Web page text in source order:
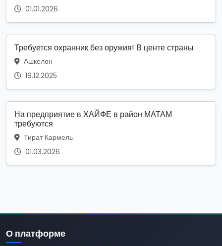
01.01.2026
Требуется охранник без оружия! В центе страны
Ашкелон
19.12.2025
На предприятие в ХАЙФЕ в район МАТАМ
требуются
Тират Кармель
01.03.2026
О платформе